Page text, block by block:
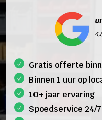
Gratis offerte
Binnen 1 uur op
10+ jaar ervaring
Spoedservice 24/7